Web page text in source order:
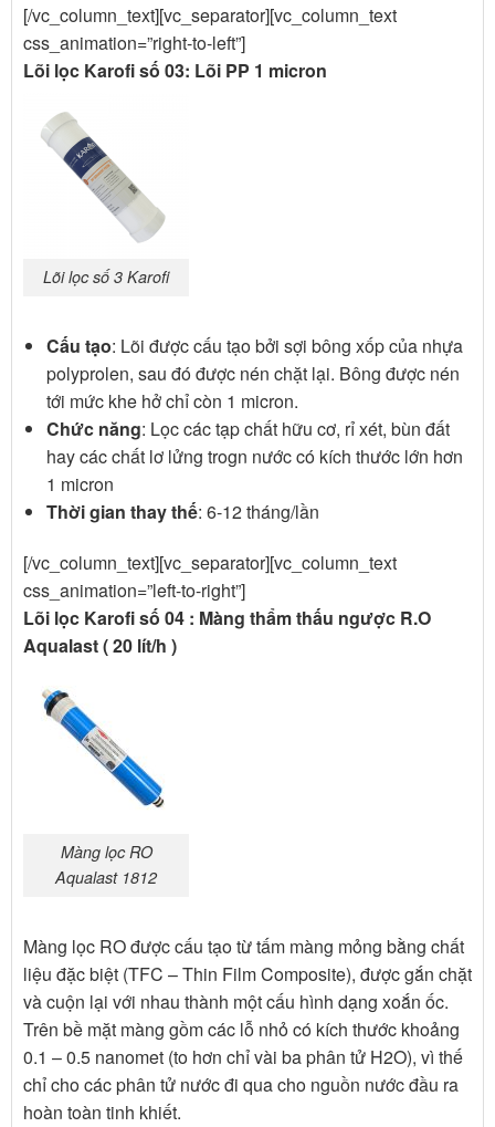
[/vc_column_text][vc_separator][vc_column_text
css_animation=”right-to-left”]
Lõi lọc Karofi số 03: Lõi PP 1 micron
Lõi lọc số 3 Karofi
Cấu tạo: Lõi được cấu tạo bởi sợi bông xốp của nhựa
polyprolen, sau đó được nén chặt lại. Bông được nén
tới mức khe hở chỉ còn 1 micron.
Chức năng: Lọc các tạp chất hữu cơ, rỉ xét, bùn đất
hay các chất lơ lửng trogn nước có kích thước lớn hơn
1 micron
Thời gian thay thế: 6-12 tháng/lần
[/vc_column_text][vc_separator][vc_column_text
css_animation=”left-to-right”]
Lõi lọc Karofi số 04 : Màng thẩm thấu ngược R.O
Aqualast ( 20 lít/h )
Màng lọc RO
Aqualast 1812
Màng lọc RO được cấu tạo từ tấm màng mỏng bằng chất
liệu đặc biệt (TFC – Thin Film Composite), được gắn chặt
và cuộn lại với nhau thành một cấu hình dạng xoắn ốc.
Trên bề mặt màng gồm các lỗ nhỏ có kích thước khoảng
0.1 – 0.5 nanomet (to hơn chỉ vài ba phân tử H2O), vì thế
chỉ cho các phân tử nước đi qua cho nguồn nước đầu ra
hoàn toàn tinh khiết.